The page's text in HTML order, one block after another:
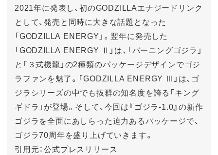
2021年に発表し、初のGODZILLAエナジードリンク
として、発売と同時に大きな話題となった
「GODZILLA ENERGY」。翌年に発売した
「GODZILLA ENERGY Ⅱ」は、「バーニングゴジラ」
と「３式機龍」の2種類のパッケージデザインでゴジ
ラファンを魅了。「GODZILLA ENERGY Ⅲ」は、ゴ
ジラシリーズの中でも抜群の知名度を誇る「キング
ギドラ」が登場。そして、今回は『ゴジラ-1.0』の新作
ゴジラを全面にあしらった迫力あるパッケージで、
ゴジラ70周年を盛り上げていきます。
引用元：公式プレスリリース